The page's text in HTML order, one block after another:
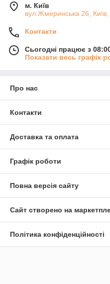
м. Київ
вул.Жмеринська 26, Київ,
Контакти
Сьогодні працює з
Показати весь графік
Про нас
Контакти
Доставка та оплата
Графік роботи
Повна версія сайту
Сайт створено на
Політика конфіденційності